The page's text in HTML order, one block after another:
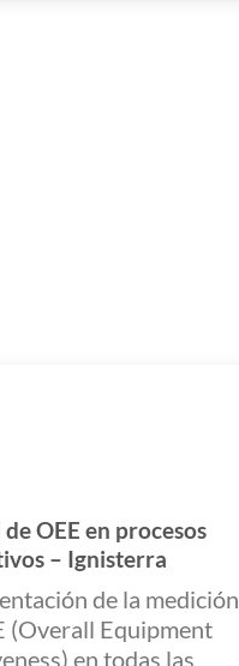
OEE en procesos
– Ignisterra
de la medición
(Overall Equipment
en todas las